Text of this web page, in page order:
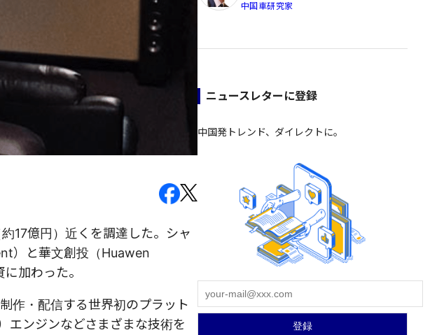
17億円）近くを調達した。シャ
）と華文創投（Huawen
加わった。
作・配信する世界初のプラット
エンジンなどさまざまな技術を
中国車研究家
ニュースレターに登録
中国発トレンド、ダイレクトに。